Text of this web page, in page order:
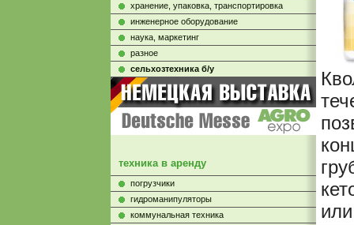
хранение, упаковка, транспортировка
инженерное оборудование
наука, маркетинг
разное
сельхозтехника б/у
техника в аренду
погрузчики
гидроманипуляторы
коммунальная техника